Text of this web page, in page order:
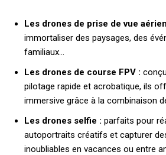
Les drones de prise de vue
immortaliser des paysages, des
familiaux…
Les drones de course FPV :
pilotage rapide et acrobatique, ils
immersive grâce à la combinaison
Les drones selfie : parfaits pour
autoportraits créatifs et capturer
inoubliables en vacances ou entre